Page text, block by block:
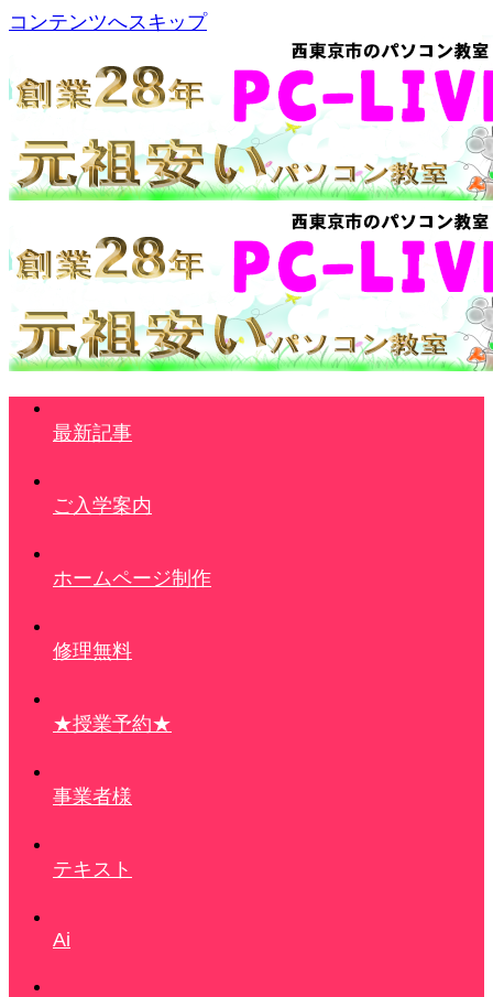
コンテンツへスキップ
最新記事
ご入学案内
ホームページ制作
修理無料
★授業予約★
事業者様
テキスト
Ai